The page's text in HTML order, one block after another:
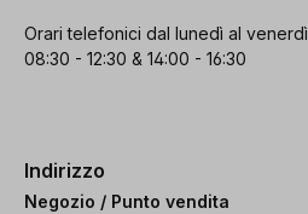
Orari telefonici dal lunedì al venerdì
08:30 - 12:30 & 14:00 - 16:30
Indirizzo
Negozio / Punto vendita